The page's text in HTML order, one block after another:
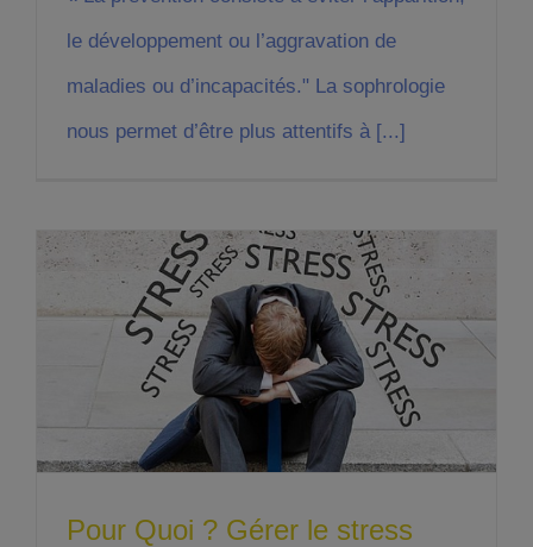
le développement ou l’aggravation de
maladies ou d’incapacités." La sophrologie
nous permet d’être plus attentifs à [...]
Pour Quoi ? Gérer le stress